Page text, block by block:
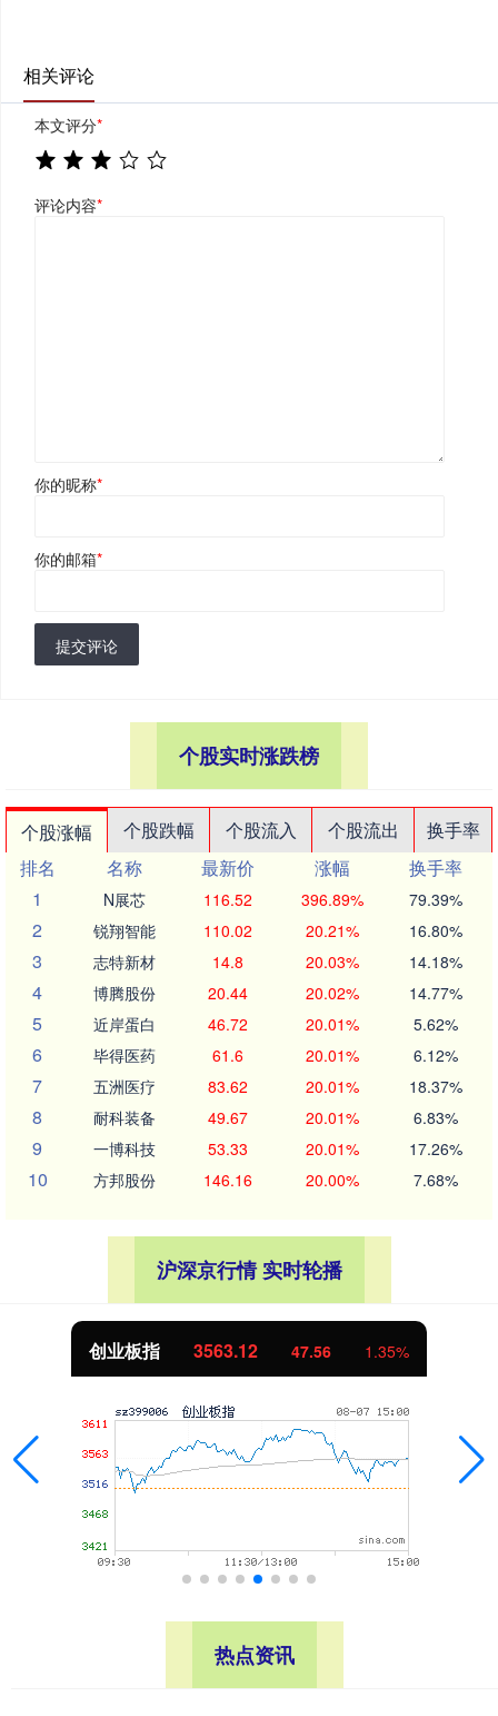
相关评论
本文评分*
评论内容*
你的昵称*
你的邮箱*
提交评论
个股实时涨跌榜
个股涨幅 个股跌幅 个股流入 个股流出
换手率
排名
名称 最新价 涨幅
换手率
1
N展芯 116.52 396.89% 79.39%
2 锐翔智能 110.02 20.21% 16.80%
3 志特新材 14.8 20.03% 14.18%
4 博腾股份 20.44 20.02% 14.77%
5 近岸蛋白 46.72 20.01% 5.62%
6 毕得医药 61.6 20.01% 6.12%
7 五洲医疗 83.62 20.01% 18.37%
8 耐科装备 49.67 20.01% 6.83%
9 一博科技 53.33 20.01% 17.26%
10 方邦股份 146.16 20.00% 7.68%
沪深京行情 实时轮播
创业板指 3563.12 47.56 1.35%
热点资讯